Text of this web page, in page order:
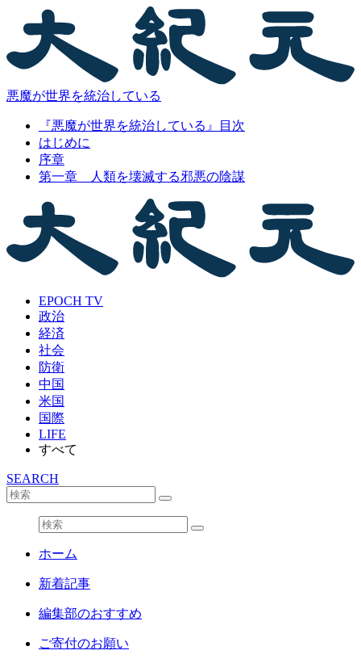
悪魔が世界を統治している
『悪魔が世界を統治している』目次
はじめに
序章
第一章 人類を壊滅する邪悪の陰謀
EPOCH TV
政治
経済
社会
防衛
中国
米国
国際
LIFE
すべて
SEARCH
ホーム
新着記事
編集部のおすすめ
ご寄付のお願い